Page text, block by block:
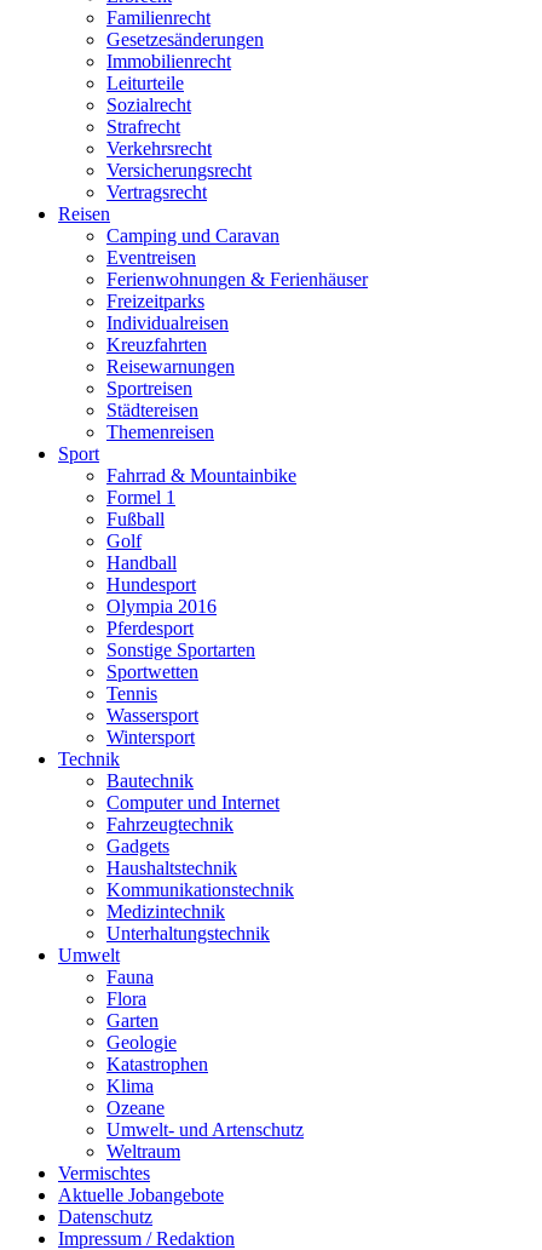
Familienrecht
Gesetzesänderungen
Immobilienrecht
Leiturteile
Sozialrecht
Strafrecht
Verkehrsrecht
Versicherungsrecht
Vertragsrecht
Reisen
Camping und Caravan
Eventreisen
Ferienwohnungen & Ferienhäuser
Freizeitparks
Individualreisen
Kreuzfahrten
Reisewarnungen
Sportreisen
Städtereisen
Themenreisen
Sport
Fahrrad & Mountainbike
Formel 1
Fußball
Golf
Handball
Hundesport
Olympia 2016
Pferdesport
Sonstige Sportarten
Sportwetten
Tennis
Wassersport
Wintersport
Technik
Bautechnik
Computer und Internet
Fahrzeugtechnik
Gadgets
Haushaltstechnik
Kommunikationstechnik
Medizintechnik
Unterhaltungstechnik
Umwelt
Fauna
Flora
Garten
Geologie
Katastrophen
Klima
Ozeane
Umwelt- und Artenschutz
Weltraum
Vermischtes
Aktuelle Jobangebote
Datenschutz
Impressum / Redaktion